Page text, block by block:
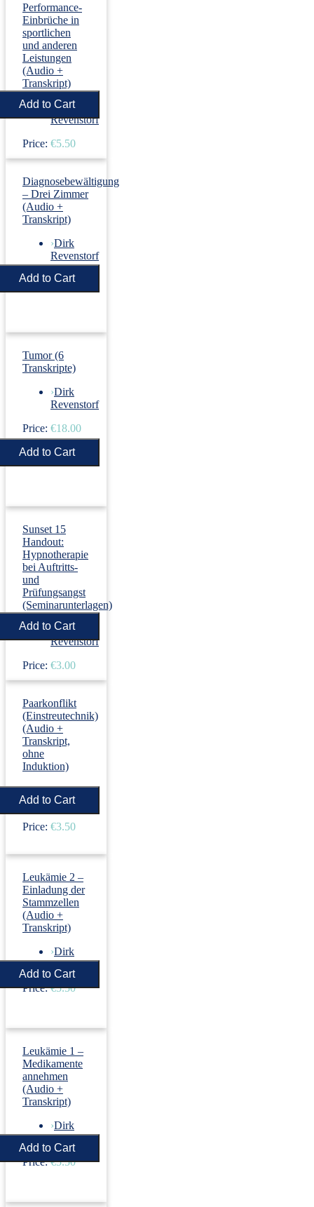
Performance-
Einbrüche in
sportlichen
und anderen
Leistungen
(Audio +
Transkript)
› Dirk
Revenstorf
Price: €5.50
Diagnosebewältigung
– Drei Zimmer
(Audio +
Transkript)
›Dirk
Revenstorf
Price: €5.50
Tumor (6
Transkripte)
›Dirk
Revenstorf
Price: €18.00
Sunset 15
Handout:
Hypnotherapie
bei Auftritts-
und
Prüfungsangst
(Seminarunterlagen)
› Dirk
Revenstorf
Price: €3.00
Paarkonflikt
(Einstreutechnik)
(Audio +
Transkript,
ohne
Induktion)
›Dirk
Revenstorf
Price: €3.50
Leukämie 2 –
Einladung der
Stammzellen
(Audio +
Transkript)
›Dirk
Revenstorf
Price: €5.50
Leukämie 1 –
Medikamente
annehmen
(Audio +
Transkript)
›Dirk
Revenstorf
Price: €5.50